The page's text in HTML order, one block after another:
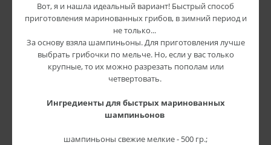
Вот, я и нашла идеальный вариант! Быстрый способ
приготовления маринованных грибов, в зимний период и
не только...
За основу взяла шампиньоны. Для приготовления лучше
выбрать грибочки по мельче. Но, если у вас только
крупные, то их можно разрезать пополам или
четвертовать.
Ингредиенты для быстрых маринованных
шампиньонов
шампиньоны свежие мелкие - 500 гр.;